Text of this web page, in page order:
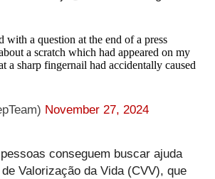
with a question at the end of a press
a scratch which had appeared on my
a sharp fingernail had accidentally caused
November 27, 2024
conseguem buscar ajuda
Valorização da Vida (CVV), que